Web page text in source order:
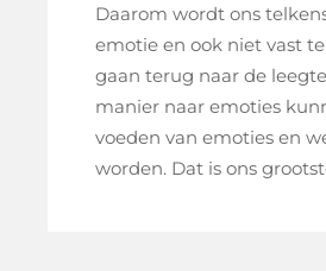
Daarom wordt ons
emotie en ook niet vast
gaan terug naar de
manier naar emoties
voeden van emoties en
worden. Dat is ons